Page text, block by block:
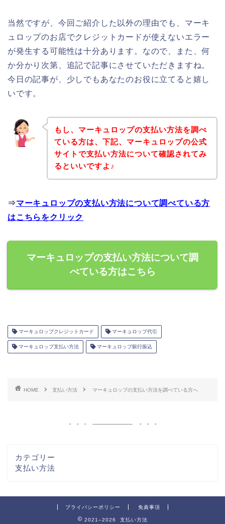
当然ですが、今回ご紹介した以外の理由でも、マーキ
ュロップのお店でクレジットカードが使えないエラー
が発生する可能性は十分あります。なので、また、何
か分かり次第、追記で記事にさせていただきますね。
今日の記事が、少しでもあなたのお役に立てると嬉し
いです。
もし、マーキュロップの支払い方法を調べ
ている方は、下記、マーキュロップの公式
サイトで支払い方法について確認されてみ
るといいですよ♪
⇒マーキュロップの支払い方法について調べている方
はこちらをクリック
マーキュロップの支払い方法について調
べている方はこちら
マーキュロップクレジットカード マーキュロップ代引
マーキュロップ支払い方法 マーキュロップ銀行振込
HOME 支払い方法 マーキュロップの支払い方法を調べている方へ
カテゴリー
支払い方法
プライバシーポリシー 免責事項
2021–2026 支払い方法